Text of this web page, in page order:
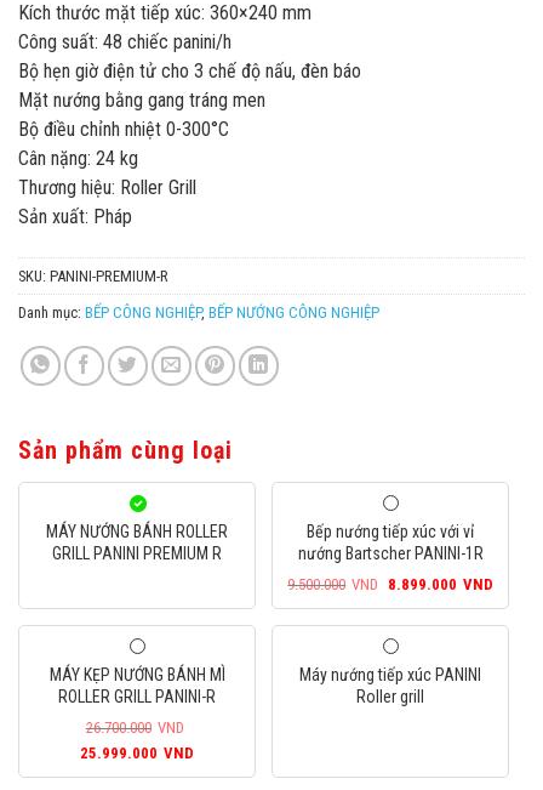
Kích thước mặt tiếp xúc: 360×240 mm
Công suất: 48 chiếc panini/h
Bộ hẹn giờ điện tử cho 3 chế độ nấu, đèn báo
Mặt nướng bằng gang tráng men
Bộ điều chỉnh nhiệt 0-300°C
Cân nặng: 24 kg
Thương hiệu: Roller Grill
Sản xuất: Pháp
SKU: PANINI-PREMIUM-R
Danh mục: BẾP CÔNG NGHIỆP, BẾP NƯỚNG CÔNG NGHIỆP
Sản phẩm cùng loại
MÁY NƯỚNG BÁNH ROLLER
GRILL PANINI PREMIUM R
Bếp nướng tiếp xúc với vỉ
nướng Bartscher PANINI-1R
9.500.000 VND
Giá
gốc
là:
9.500.000VND.
8.899.000 VND
hiện
tại
MÁY KẸP NƯỚNG BÁNH MÌ
ROLLER GRILL PANINI-R
26.700.000 VND
Giá
gốc
25.999.000 VND
hiện
Máy nướng tiếp xúc PANINI
Roller grill